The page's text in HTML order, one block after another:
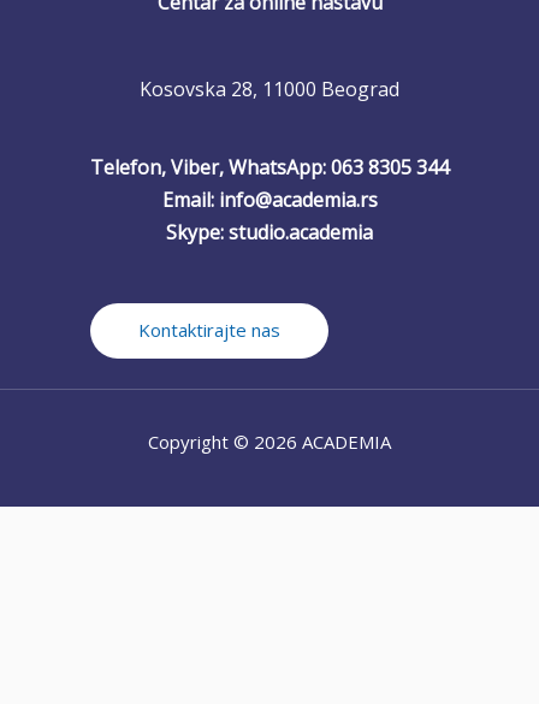
Kosovska 28, 11000 Beograd
Telefon, Viber, WhatsApp: 063 8305 344
Email: info@academia.rs
Skype: studio.academia
Kontaktirajte nas
Copyright © 2026 ACADEMIA